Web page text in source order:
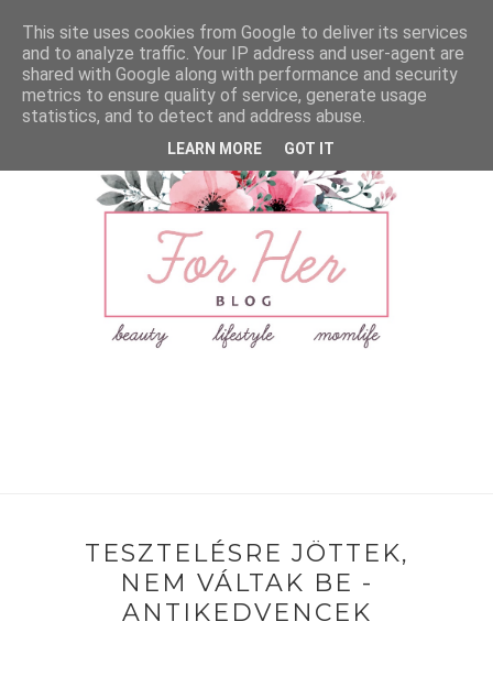
TESZTELÉSRE JÖTTEK,
NEM VÁLTAK BE -
ANTIKEDVENCEK
This site uses cookies from Google to deliver its services
and to analyze traffic. Your IP address and user-agent are
shared with Google along with performance and security
metrics to ensure quality of service, generate usage
statistics, and to detect and address abuse.
LEARN MORE GOT IT